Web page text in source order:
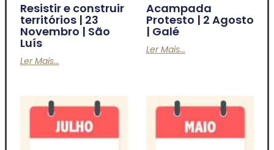
Resistir e construir
territórios | 23
Novembro | São
Luís
Ler Mais...
Acampada
Protesto | 2 Agosto
| Galé
Ler Mais...